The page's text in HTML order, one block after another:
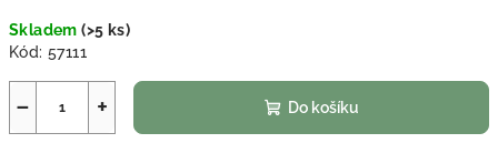
Skladem(>5 ks)
Kód: 57111
+
− Do košíku